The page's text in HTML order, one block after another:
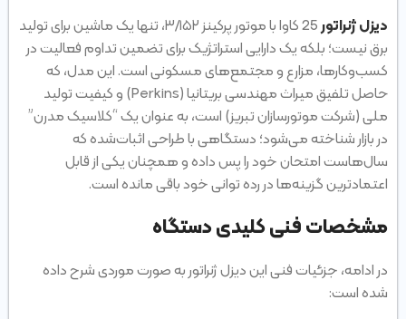
دیزل ژنراتور
25 کاوا با موتور پرکینز ۳/۱۵۲، تنها یک ماشین برای تولید
برق نیست؛ بلکه یک دارایی استراتژیک برای تضمین تداوم فعالیت در
کسب‌وکارها، مزارع و مجتمع‌های مسکونی است. این مدل، که
حاصل تلفیق میراث مهندسی بریتانیا (Perkins) و کیفیت تولید
ملی (شرکت موتورسازان تبریز) است، به عنوان یک “کلاسیک مدرن”
در بازار شناخته می‌شود؛ دستگاهی با طراحی اثبات‌شده که
سال‌هاست امتحان خود را پس داده و همچنان یکی از قابل
اعتمادترین گزینه‌ها در رده توانی خود باقی مانده است.
مشخصات فنی کلیدی دستگاه
در ادامه، جزئیات فنی این دیزل ژنراتور به صورت موردی شرح داده
شده است: